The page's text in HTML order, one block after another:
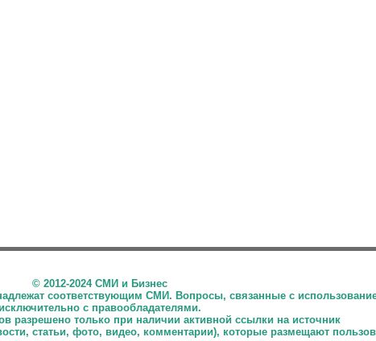
© 2012-2024 СМИ и Бизнес
соответствующим СМИ. Вопросы, связанные с
исключительно с правообладателями.
разрешено только при наличии активной ссылки на источник
статьи, фото, видео, комментарии), которые размещают